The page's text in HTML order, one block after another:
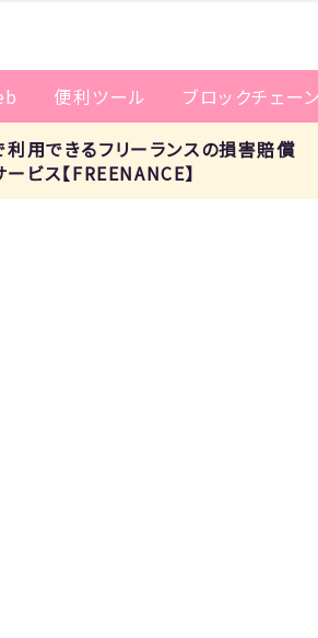
便利ツール
ブロックチェー
用できるフリーランスの損害賠償
ビス【FREENANCE】